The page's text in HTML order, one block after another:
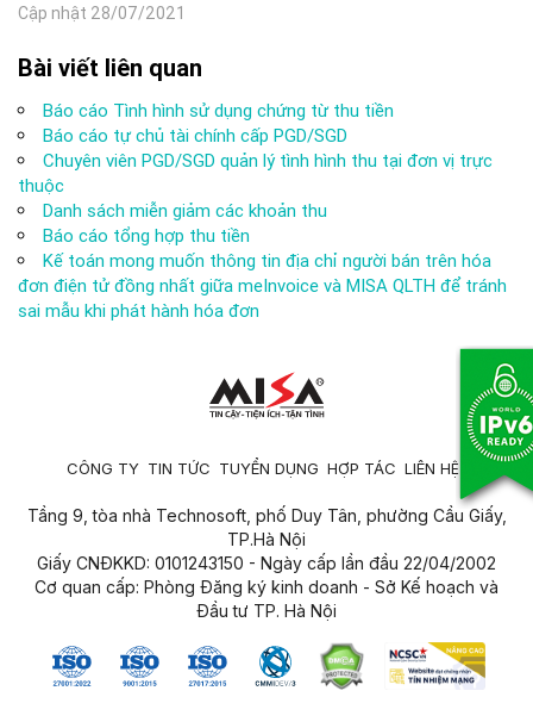
Cập nhật 28/07/2021
Bài viết liên quan
Báo cáo Tình hình sử dụng chứng từ thu tiền
Báo cáo tự chủ tài chính cấp PGD/SGD
Chuyên viên PGD/SGD quản lý tình hình thu tại đơn vị trực
thuộc
Danh sách miễn giảm các khoản thu
Báo cáo tổng hợp thu tiền
Kế toán mong muốn thông tin địa chỉ người bán trên hóa
đơn điện tử đồng nhất giữa meInvoice và MISA QLTH để tránh
sai mẫu khi phát hành hóa đơn
CÔNG TY TIN TỨC TUYỂN DỤNG HỢP TÁC LIÊN HỆ
Tầng 9, tòa nhà Technosoft, phố Duy Tân, phường Cầu Giấy,
TP.Hà Nội
Giấy CNĐKKD: 0101243150 - Ngày cấp lần đầu 22/04/2002
Cơ quan cấp: Phòng Đăng ký kinh doanh - Sở Kế hoạch và
Đầu tư TP. Hà Nội